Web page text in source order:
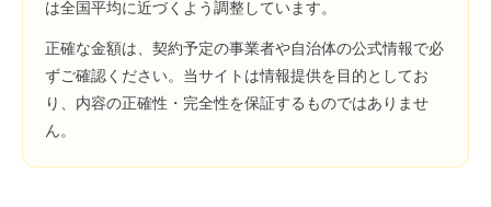
は全国平均に近づくよう調整しています。
正確な金額は、契約予定の事業者や自治体の公式情報で必
ずご確認ください。当サイトは情報提供を目的としてお
り、内容の正確性・完全性を保証するものではありませ
ん。